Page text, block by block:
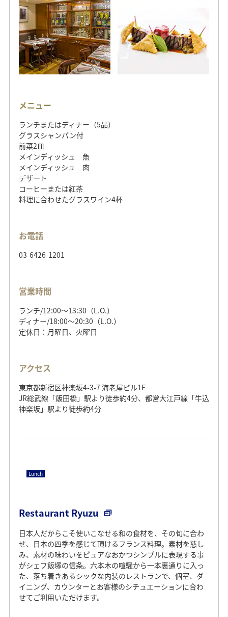
メニュー
ランチまたはディナー（5品）
グラスシャンパン付
前菜2皿
メインディッシュ 魚
メインディッシュ 肉
デザート
コーヒーまたは紅茶
料理に合わせたグラスワイン4杯
お電話
03-6426-1201
営業時間
ランチ/12:00～13:30（L.O.）
ディナー/18:00～20:30（L.O.）
定休日：月曜日、火曜日
アクセス
東京都新宿区神楽坂4-3-7 海老屋ビル1F
JR総武線「飯田橋」駅より徒歩約4分、都営大江戸線「牛込
神楽坂」駅より徒歩約4分
Lunch
Restaurant Ryuzu
日本人だからこそ使いこなせる和の食材を、その旬に合わ
せ、日本の四季を感じて頂けるフランス料理。素材を慈し
み、素材の味わいをピュアなおかつシンプルに表現する事
がシェフ飯塚の信条。六本木の喧騒から一本裏通りに入っ
た、落ち着きあるシックな内装のレストランで、個室、ダ
イニング、カウンターとお客様のシチュエーションに合わ
せてご利用いただけます。